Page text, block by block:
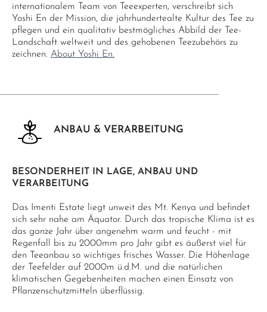
internationalem Team von Teeexperten, verschreibt sich
Yoshi En der Mission, die jahrhundertealte Kultur des Tee zu
pflegen und ein qualitativ bestmögliches Abbild der Tee-
Landschaft weltweit und des gehobenen Teezubehörs zu
zeichnen. About Yoshi En.
ANBAU & VERARBEITUNG
BESONDERHEIT IN LAGE, ANBAU UND
VERARBEITUNG
Das Imenti Estate liegt unweit des Mt. Kenya und befindet
sich sehr nahe am Äquator. Durch das tropische Klima ist es
das ganze Jahr über angenehm warm und feucht - mit
Regenfall bis zu 2000mm pro Jahr gibt es äußerst viel für
den Teeanbau so wichtiges frisches Wasser. Die Höhenlage
der Teefelder auf 2000m ü.d.M. und die natürlichen
klimatischen Gegebenheiten machen einen Einsatz von
Pflanzenschutzmitteln überflüssig.